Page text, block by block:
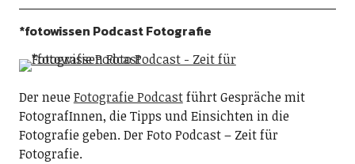
*fotowissen Podcast Fotografie
Der neueFotografie Podcastführt Gespräche mit
FotografInnen, die Tipps und Einsichten in die
Fotografie geben. Der Foto Podcast – Zeit für
Fotografie.